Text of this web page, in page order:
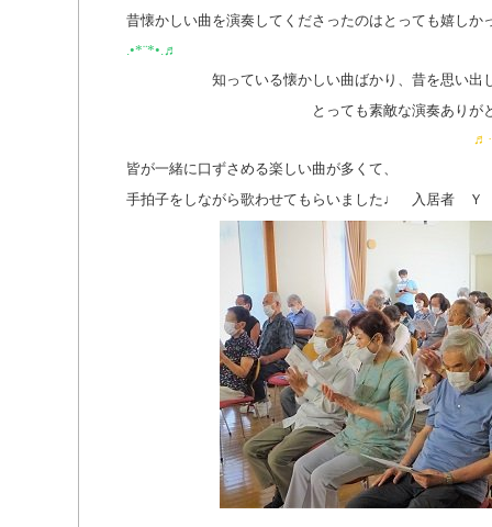
昔懐かしい曲を演奏してくださったのはとっても嬉し
.•*¨*•.♬
知っている懐かしい曲ばかり、昔を思い出
とっても素敵な演奏あり
皆が一緒に口ずさめる楽しい曲が多くて、
手拍子をしながら歌わせてもらいました♩ 入居者 Ｙ